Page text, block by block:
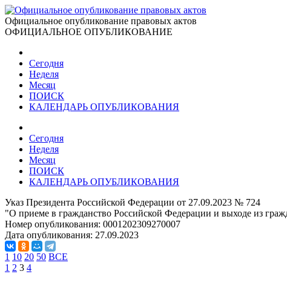
Официальное опубликование правовых актов
ОФИЦИАЛЬНОЕ ОПУБЛИКОВАНИЕ
Сегодня
Неделя
Месяц
ПОИСК
КАЛЕНДАРЬ ОПУБЛИКОВАНИЯ
Сегодня
Неделя
Месяц
ПОИСК
КАЛЕНДАРЬ ОПУБЛИКОВАНИЯ
Указ Президента Российской Федерации от 27.09.2023 № 724
"О приеме в гражданство Российской Федерации и выходе из
Номер опубликования: 0001202309270007
Дата опубликования: 27.09.2023
1 10 20 50 ВСЕ
1 2 3 4